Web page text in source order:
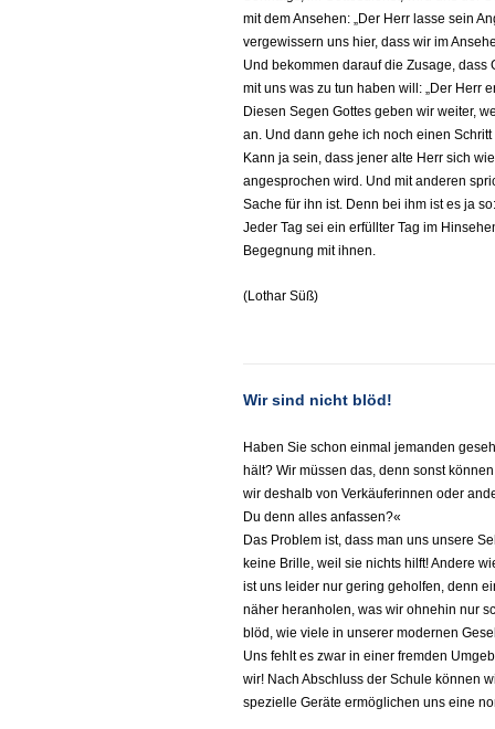
mit dem Ansehen: „Der Herr lasse sein
vergewissern uns hier, dass wir im
Und bekommen darauf die Zusage, dass
mit uns was zu tun haben will: „Der Herr
Diesen Segen Gottes geben wir weiter,
an. Und dann gehe ich noch einen
Kann ja sein, dass jener alte Herr sich
angesprochen wird. Und mit anderen
Sache für ihn ist. Denn bei ihm ist es ja
Jeder Tag sei ein erfüllter Tag im
Begegnung mit ihnen.
(Lothar Süß)
Wir sind nicht blöd!
Haben Sie schon einmal jemanden
hält? Wir müssen das, denn sonst
wir deshalb von Verkäuferinnen oder
Du denn alles anfassen?«
Das Problem ist, dass man uns unsere
keine Brille, weil sie nichts hilft! Andere
ist uns leider nur gering geholfen, denn
näher heranholen, was wir ohnehin nur
blöd, wie viele in unserer modernen
Uns fehlt es zwar in einer fremden
wir! Nach Abschluss der Schule können
spezielle Geräte ermöglichen uns eine